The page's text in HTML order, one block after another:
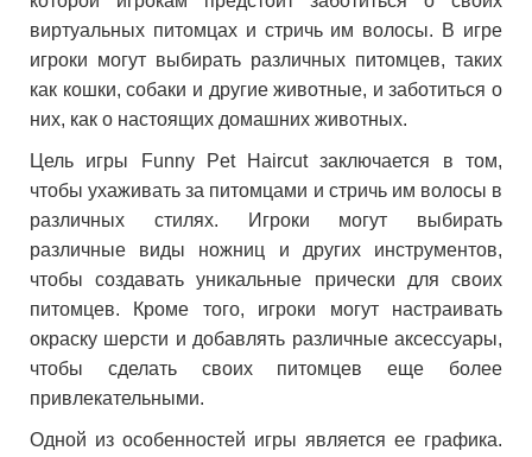
виртуальных питомцах и стричь им волосы. В игре
игроки могут выбирать различных питомцев, таких
как кошки, собаки и другие животные, и заботиться о
них, как о настоящих домашних животных.
Цель игры Funny Pet Haircut заключается в том,
чтобы ухаживать за питомцами и стричь им волосы в
различных стилях. Игроки могут выбирать
различные виды ножниц и других инструментов,
чтобы создавать уникальные прически для своих
питомцев. Кроме того, игроки могут настраивать
окраску шерсти и добавлять различные аксессуары,
чтобы сделать своих питомцев еще более
привлекательными.
Одной из особенностей игры является ее графика.